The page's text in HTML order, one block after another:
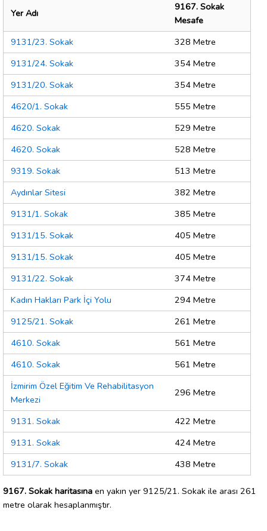
Yer Adı
9167. Sokak
Mesafe
9131/23. Sokak
328 Metre
9131/24. Sokak
354 Metre
9131/20. Sokak
354 Metre
4620/1. Sokak
555 Metre
4620. Sokak
529 Metre
4620. Sokak
528 Metre
9319. Sokak
513 Metre
Aydınlar Sitesi
382 Metre
9131/1. Sokak
385 Metre
9131/15. Sokak
405 Metre
9131/15. Sokak
405 Metre
9131/22. Sokak
374 Metre
Kadın Hakları Park İçi Yolu
294 Metre
9125/21. Sokak
261 Metre
4610. Sokak
561 Metre
4610. Sokak
561 Metre
İzmirim Özel Eğitim Ve Rehabilitasyon
Merkezi
296 Metre
9131. Sokak
422 Metre
9131. Sokak
424 Metre
9131/7. Sokak
438 Metre
9167. Sokak haritasına en yakın yer 9125/21. Sokak ile arası 261
metre olarak hesaplanmıştır.